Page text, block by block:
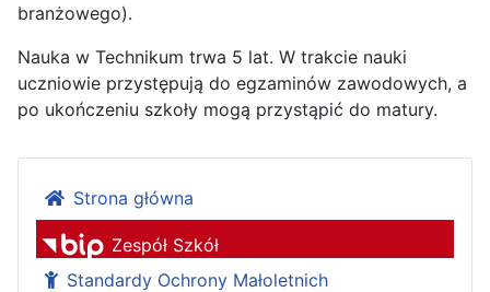
branżowego).
Nauka w Technikum trwa 5 lat. W trakcie nauki
uczniowie przystępują do egzaminów zawodowych, a
po ukończeniu szkoły mogą przystąpić do matury.
Strona główna
Zespół Szkół
Standardy Ochrony Małoletnich